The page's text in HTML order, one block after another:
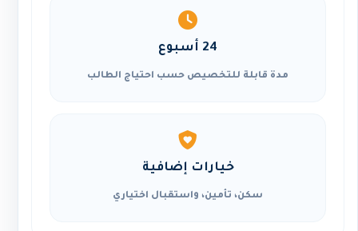
24 أسبوع
مدة قابلة للتخصيص حسب احتياج الطالب
خيارات إضافية
سكن، تأمين، واستقبال اختياري